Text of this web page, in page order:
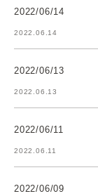
2022/06/14
2022.06.14
2022/06/13
2022.06.13
2022/06/11
2022.06.11
2022/06/09